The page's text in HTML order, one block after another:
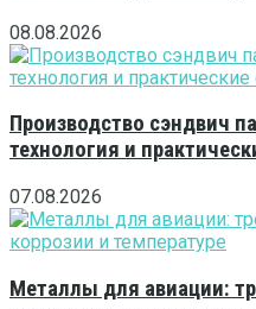
08.08.2026
Производство сэндвич
технология и
07.08.2026
Металлы для авиации: